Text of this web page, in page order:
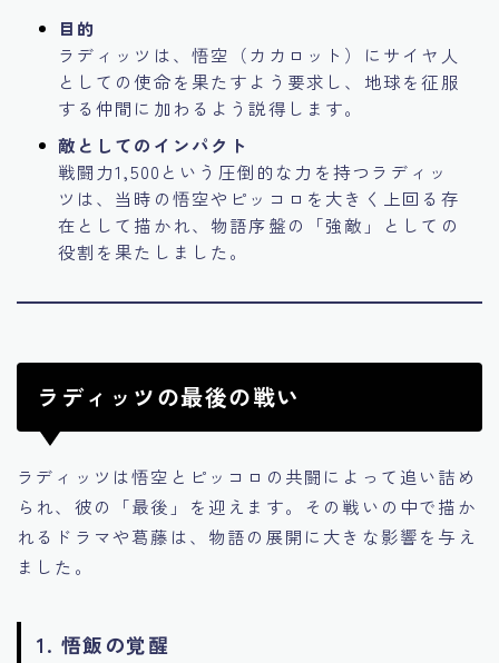
目的
ラディッツは、悟空（カカロット）にサイヤ人
としての使命を果たすよう要求し、地球を征服
する仲間に加わるよう説得します。
敵としてのインパクト
戦闘力1,500という圧倒的な力を持つラディッ
ツは、当時の悟空やピッコロを大きく上回る存
在として描かれ、物語序盤の「強敵」としての
役割を果たしました。
ラディッツの最後の戦い
ラディッツは悟空とピッコロの共闘によって追い詰め
られ、彼の「最後」を迎えます。その戦いの中で描か
れるドラマや葛藤は、物語の展開に大きな影響を与え
ました。
1. 悟飯の覚醒